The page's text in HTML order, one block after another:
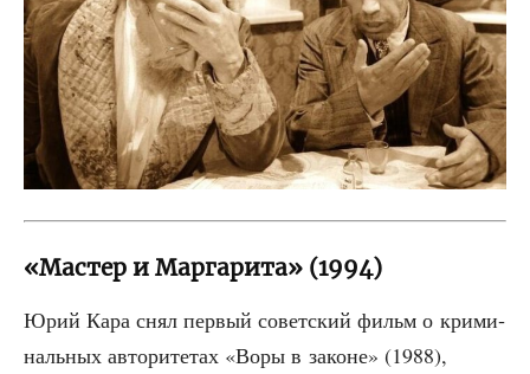
«Мастер и Маргарита» (1994)
Юрий Кара снял пер­вый совет­ский фильм о кри­ми­
наль­ных авто­ри­те­тах «Воры в законе» (1988),